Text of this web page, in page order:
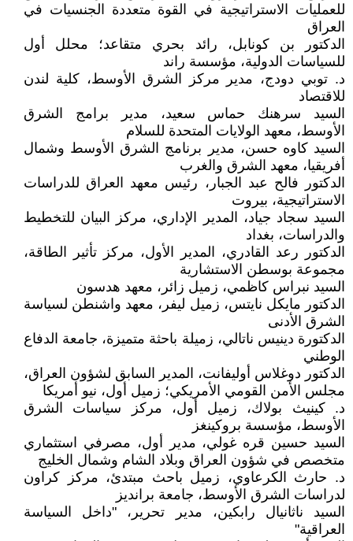
للعمليات الاستراتيجية في القوة متعددة الجنسيات في
العراق
الدكتور بن كونابل، رائد بحري متقاعد؛ محلل أول
للسياسات الدولية، مؤسسة راند
د. توبي دودج، مدير مركز الشرق الأوسط، كلية لندن
للاقتصاد
السيد سرهنك حماس سعيد، مدير برامج الشرق
الأوسط، معهد الولايات المتحدة للسلام
السيد كاوه حسن، مدير برنامج الشرق الأوسط وشمال
أفريقيا، معهد الشرق والغرب
الدكتور فالح عبد الجبار، رئيس معهد العراق للدراسات
الاستراتيجية، بيروت
السيد سجاد جياد، المدير الإداري، مركز البيان للتخطيط
والدراسات، بغداد
الدكتور رعد القادري، المدير الأول، مركز تأثير الطاقة،
مجموعة بوسطن الاستشارية
السيد نبراس كاظمي، زميل زائر، معهد هدسون
الدكتور مايكل نايتس، زميل ليفر، معهد واشنطن لسياسة
الشرق الأدنى
الدكتورة دينيس ناتالي، زميلة باحثة متميزة، جامعة الدفاع
الوطني
الدكتور دوغلاس أوليفانت، المدير السابق لشؤون العراق،
مجلس الأمن القومي الأمريكي؛ زميل أول، نيو أمريكا
د. كينيث بولاك، زميل أول، مركز سياسات الشرق
الأوسط، مؤسسة بروكينغز
السيد حسين قره غولي، مدير أول، مصرفي استثماري
متخصص في شؤون العراق وبلاد الشام وشمال الخليج
د. حارث الكرعاوي، زميل باحث مبتدئ، مركز كراون
لدراسات الشرق الأوسط، جامعة برانديز
السيد ناثانيال رابكين، مدير تحرير، "داخل السياسة
العراقية"